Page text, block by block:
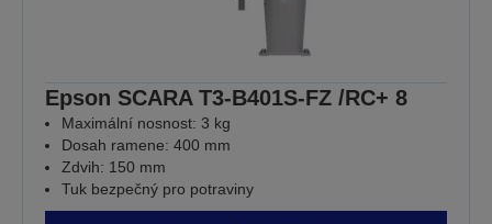
Epson SCARA T3-B401S-FZ /RC+ 8
Maximální nosnost: 3 kg
Dosah ramene: 400 mm
Zdvih: 150 mm
Tuk bezpečný pro potraviny